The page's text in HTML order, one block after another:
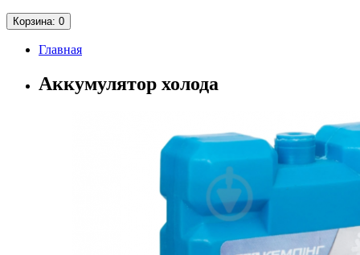
Корзина: 0
Главная
Аккумулятор холода